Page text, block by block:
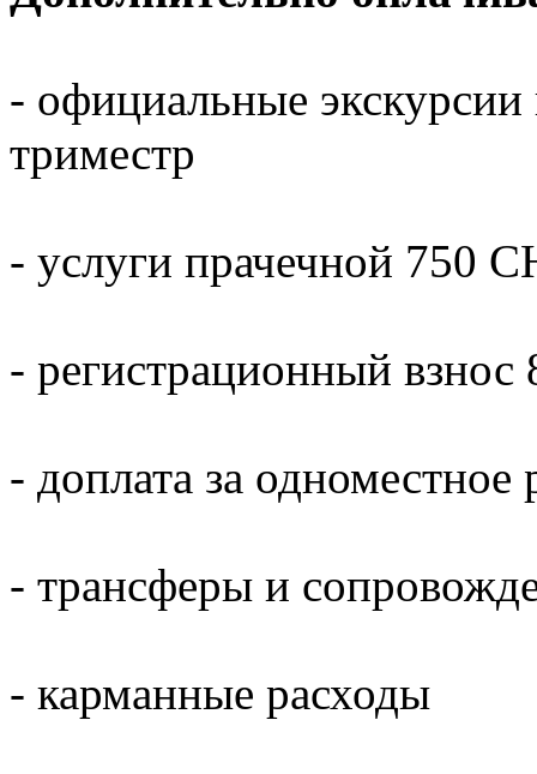
- официальные
триместр
- услуги прачечной 750
- регистрационный взнос
- доплата за
- трансферы и
- карманные расходы